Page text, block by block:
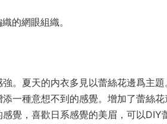
的網眼組織。
。夏天的内衣多見以蕾絲花邊爲主題
一種意想不到的感覺。增加了蕾絲花
覺，喜歡日系感覺的美眉，可以DIY